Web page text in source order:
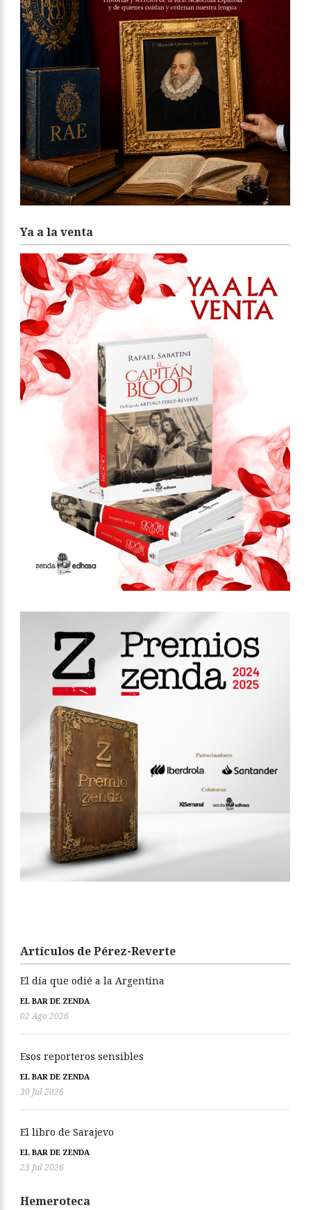
Ya a la venta
Artículos de Pérez-Reverte
El día que odié a la Argentina
EL BAR DE ZENDA
02 Ago 2026
Esos reporteros sensibles
EL BAR DE ZENDA
30 Jul 2026
El libro de Sarajevo
EL BAR DE ZENDA
23 Jul 2026
Hemeroteca